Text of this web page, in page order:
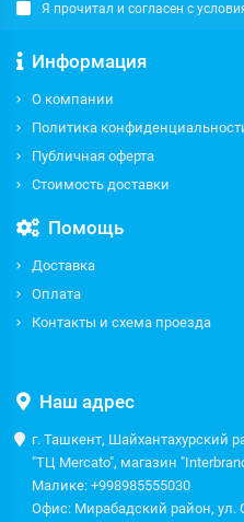
Я прочитал и согласен с
Информация
О компании
Политика
Публичная оферта
Стоимость доставки
Помощь
Доставка
Оплата
Контакты и схема проезда
Наш адрес
г. Ташкент, Шайхантахурский
"ТЦ Mercato", магазин
Малике: +998985555030
Офис: Мирабадский район, ул.